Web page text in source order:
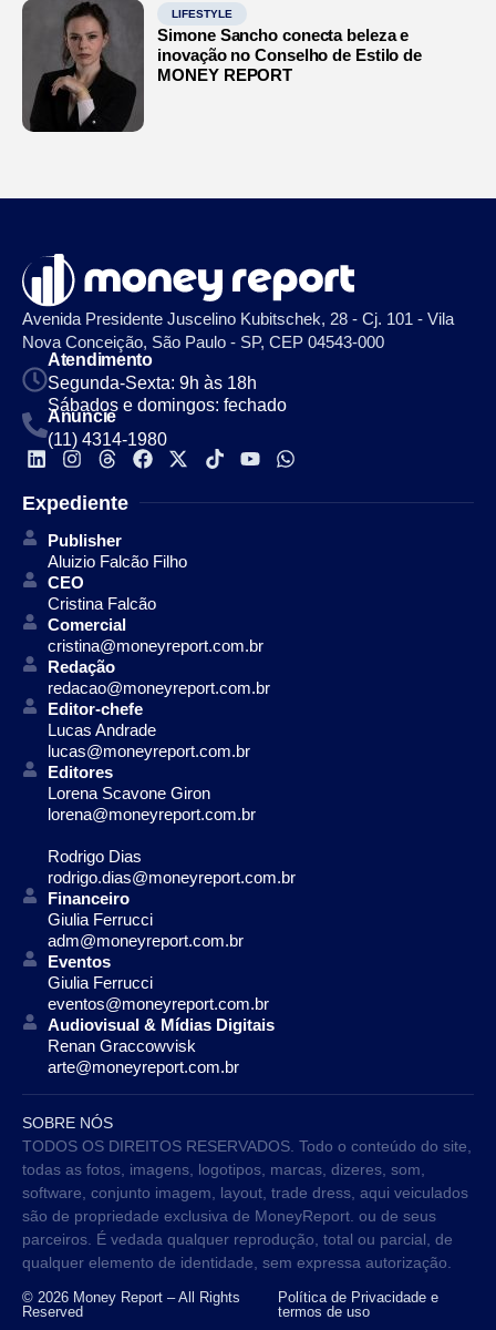
LIFESTYLE
Simone Sancho conecta beleza e
inovação no Conselho de Estilo de
MONEY REPORT
Avenida Presidente Juscelino Kubitschek, 28 - Cj. 101 - Vila
Nova Conceição, São Paulo - SP, CEP 04543-000
Atendimento
Segunda-Sexta: 9h às 18h
Sábados e domingos: fechado
Anuncie
(11) 4314-1980
Expediente
Publisher
Aluizio Falcão Filho
CEO
Cristina Falcão
Comercial
cristina@moneyreport.com.br
Redação
redacao@moneyreport.com.br
Editor-chefe
Lucas Andrade
lucas@moneyreport.com.br
Editores
Lorena Scavone Giron
lorena@moneyreport.com.br
Rodrigo Dias
rodrigo.dias@moneyreport.com.br
Financeiro
Giulia Ferrucci
adm@moneyreport.com.br
Eventos
Giulia Ferrucci
eventos@moneyreport.com.br
Audiovisual & Mídias Digitais
Renan Graccowvisk
arte@moneyreport.com.br
SOBRE NÓS
TODOS OS DIREITOS RESERVADOS. Todo o conteúdo do site,
todas as fotos, imagens, logotipos, marcas, dizeres, som,
software, conjunto imagem, layout, trade dress, aqui veiculados
são de propriedade exclusiva de MoneyReport. ou de seus
parceiros. É vedada qualquer reprodução, total ou parcial, de
qualquer elemento de identidade, sem expressa autorização.
© 2026 Money Report – All Rights
Reserved
Política de Privacidade e
termos de uso